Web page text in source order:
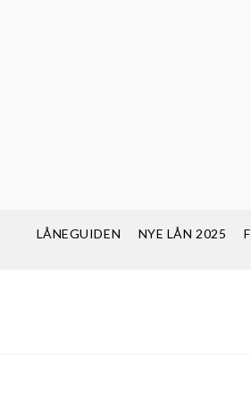
LÅNEGUIDEN NYE LÅN 2025